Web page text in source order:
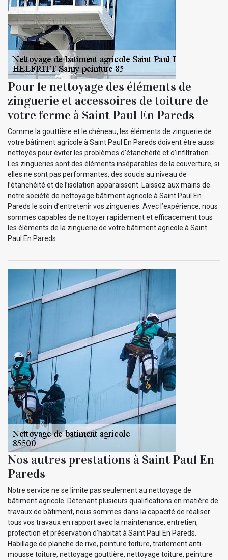
Pour le nettoyage des éléments de
zinguerie et accessoires de toiture de
votre ferme à Saint Paul En Pareds
Comme la gouttière et le chéneau, les éléments de zinguerie de
votre bâtiment agricole à Saint Paul En Pareds doivent être aussi
nettoyés pour éviter les problèmes d’étanchéité et d’infiltration.
Les zingueries sont des éléments inséparables de la couverture, si
elles ne sont pas performantes, des soucis au niveau de
l’étanchéité et de l’isolation apparaissent. Laissez aux mains de
notre société de nettoyage bâtiment agricole à Saint Paul En
Pareds le soin d’entretenir vos zingueries. Avec l’expérience, nous
sommes capables de nettoyer rapidement et efficacement tous
les éléments de la zinguerie de votre bâtiment agricole à Saint
Paul En Pareds.
Nos autres prestations à Saint Paul En
Pareds
Notre service ne se limite pas seulement au nettoyage de
bâtiment agricole. Détenant plusieurs qualifications en matière de
travaux de bâtiment, nous sommes dans la capacité de réaliser
tous vos travaux en rapport avec la maintenance, entretien,
protection et préservation d’habitat à Saint Paul En Pareds.
Habillage de planche de rive, peinture toiture, traitement anti-
mousse toiture, nettoyage gouttière, nettoyage toiture, peinture